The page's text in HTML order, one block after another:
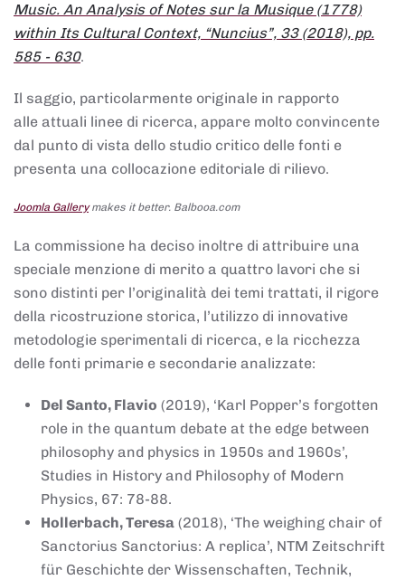
Music. An Analysis of Notes sur la Musique (1778)
within Its Cultural Context, “Nuncius”, 33 (2018), pp.
585 - 630.
Il saggio, particolarmente originale in rapporto
alle attuali linee di ricerca, appare molto convincente
dal punto di vista dello studio critico delle fonti e
presenta una collocazione editoriale di rilievo.
Joomla Gallerymakes it better. Balbooa.com
La commissione ha deciso inoltre di attribuire una
speciale menzione di merito a quattro lavori che si
sono distinti per l’originalità dei temi trattati, il rigore
della ricostruzione storica, l’utilizzo di innovative
metodologie sperimentali di ricerca, e la ricchezza
delle fonti primarie e secondarie analizzate:
Del Santo, Flavio (2019), ‘Karl Popper’s forgotten
role in the quantum debate at the edge between
philosophy and physics in 1950s and 1960s’,
Studies in History and Philosophy of Modern
Physics, 67: 78-88.
Hollerbach, Teresa (2018), ‘The weighing chair of
Sanctorius Sanctorius: A replica’, NTM Zeitschrift
für Geschichte der Wissenschaften, Technik,